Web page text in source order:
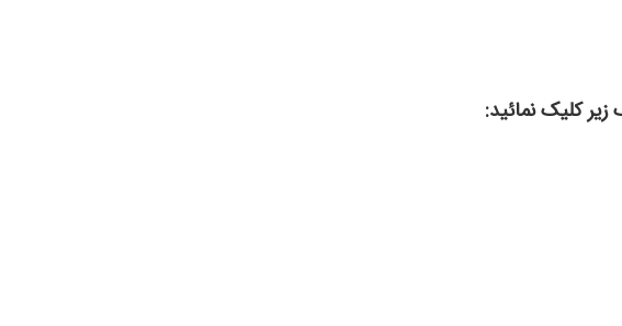
کلیک نمائید: